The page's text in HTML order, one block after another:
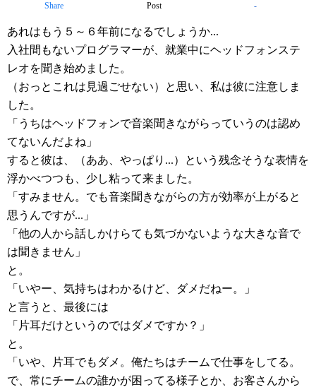
Share Post -
あれはもう５～６年前になるでしょうか...
入社間もないプログラマーが、就業中にヘッドフォンステ
レオを聞き始めました。
（おっとこれは見過ごせない）と思い、私は彼に注意しま
した。
「うちはヘッドフォンで音楽聞きながらっていうのは認め
てないんだよね」
すると彼は、（ああ、やっぱり...）という残念そうな表情を
浮かべつつも、少し粘って来ました。
「すみません。でも音楽聞きながらの方が効率が上がると
思うんですが...」
「他の人から話しかけらても気づかないような大きな音で
は聞きません」
と。
「いやー、気持ちはわかるけど、ダメだねー。」
と言うと、最後には
「片耳だけというのではダメですか？」
と。
「いや、片耳でもダメ。俺たちはチームで仕事をしてる。
で、常にチームの誰かが困ってる様子とか、お客さんから